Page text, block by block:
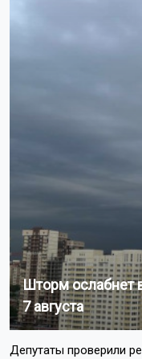
Шторм ослабнет
7 августа
Депутаты проверили